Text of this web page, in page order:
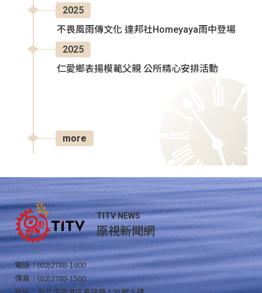
2025
不畏風雨傳文化 達邦社Homeyaya雨中登場
2025
仁愛鄉表揚模範父親 公所精心安排活動
more
TITV NEWS
原視新聞網
電話：(02)2788-1600
傳真：(02)2788-1500